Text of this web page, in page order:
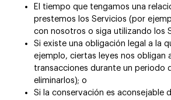
El tiempo que tengamos una
prestemos los Servicios (por
con nosotros o siga utilizando los
Si existe una obligación legal a la
ejemplo, ciertas leyes nos obligan
transacciones durante un periodo
eliminarlos); o
Si la conservación es aconsejable